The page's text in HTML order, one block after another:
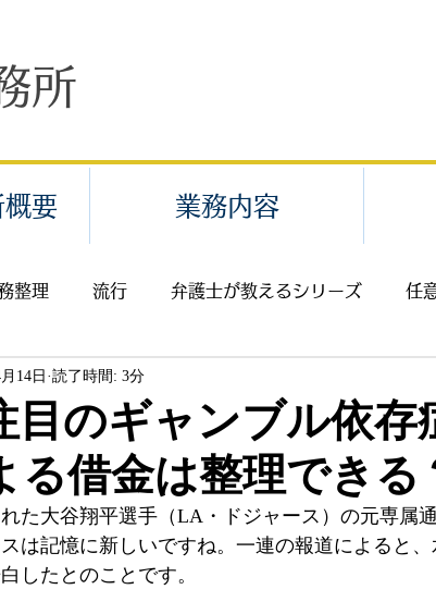
所
要 業務内容
整理 流行 弁護士が教えるシリーズ 任
残業代請求・給料未払
返還請求 費用 離婚 相続
目のギャンブル依存
る借金は整理できる
14日 読了時間: 3分
た大谷翔平選手（LA・ドジャース）の元専属
は記憶に新しいですね。一連の報道によると
したとのことです。